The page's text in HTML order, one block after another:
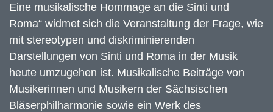
Eine musikalische Hommage an die Sinti und
Roma“ widmet sich die Veranstaltung der Frage, wie
mit stereotypen und diskriminierenden
Darstellungen von Sinti und Roma in der Musik
heute umzugehen ist. Musikalische Beiträge von
Musikerinnen und Musikern der Sächsischen
Bläserphilharmonie sowie ein Werk des